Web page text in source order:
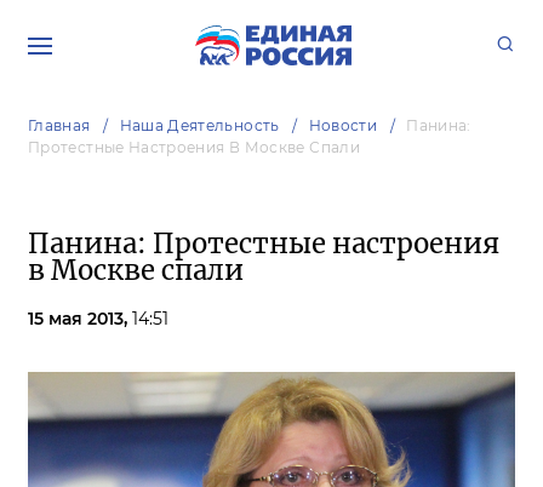
Главная Наша Деятельность Новости
Панина:
Протестные Настроения В Москве Спали
Панина: Протестные настроения
в Москве спали
15 мая 2013, 14:51